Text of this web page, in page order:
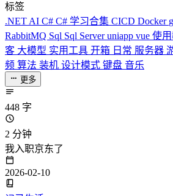
标签
.NET AI C# C# 学习合集 CICD Docker
RabbitMQ Sql Sql Serveruniapp vue 使
客 大模型 实用工具 开箱 日常 服务器
频 算法 装机 设计模式 键盘 音乐
更多
448 字
2 分钟
我入职京东了
2026-02-10